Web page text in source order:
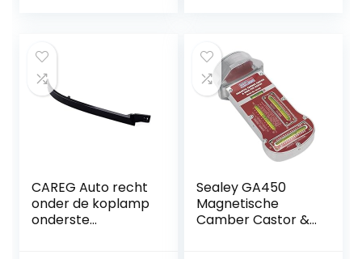
Volledige…
CAREG Auto recht
onder de koplamp
onderste
Sealey GA450
Magnetische
Camber Castor &